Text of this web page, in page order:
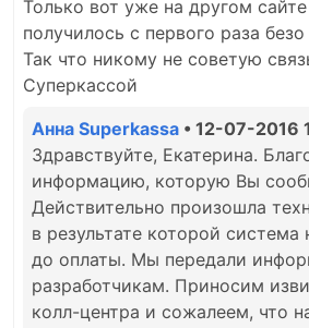
Только вот уже на другом
получилось с первого раза
Так что никому не советую
Суперкассой
Анна Superkassa • 12-07-2016
Здравствуйте, Екатерина.
информацию, которую Вы
Действительно произошла
в результате которой система
до оплаты. Мы передали
разработчикам. Приносим
колл-центра и сожалеем, что